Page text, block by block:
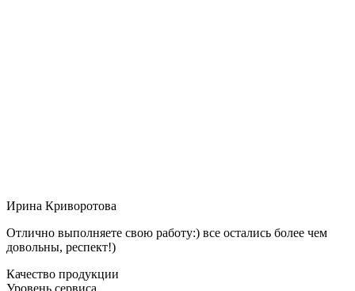
Ирина Криворотова
Отлично выполняете свою работу:) все остались более чем
довольны, респект!)
Качество продукции
Уровень сервиса